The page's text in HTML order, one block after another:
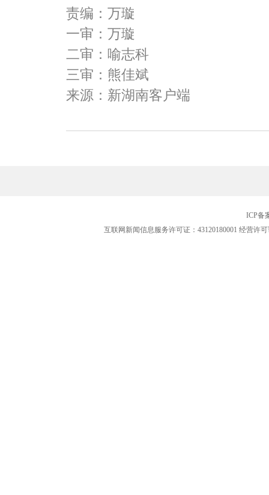
责编：万璇
一审：万璇
二审：喻志科
三审：熊佳斌
来源：新湖南客户端
ICP备
互联网新闻信息服务许可证：43120180001 经营许可